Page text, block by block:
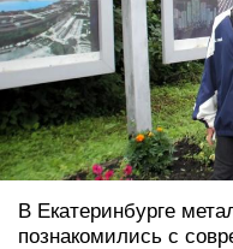
В Екатеринбурге
познакомились с